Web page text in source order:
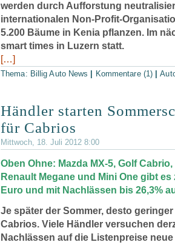
werden durch Aufforstung
internationalen Non-Profit-
5.200 Bäume in Kenia pflanzen. Im
smart times in Luzern statt.
[…]
Thema: Billig Auto News Kommentare (1) |
Händler starten
für Cabrios
Mittwoch, 18. Juli 2012 8:00
Oben Ohne: Mazda MX-5, Golf
Renault Megane und Mini One gibt
Euro und mit Nachlässen bis 26,3%
Je später der Sommer, desto
Cabrios. Viele Händler versuchen
Nachlässen auf die Listenpreise